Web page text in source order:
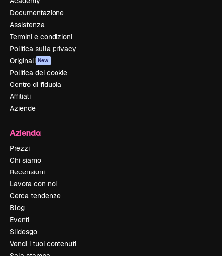
Documentazione
Assistenza
Termini e condizioni
Politica sulla privacy
Originali New
Politica dei cookie
Centro di fiducia
Affiliati
Aziende
Azienda
Prezzi
Chi siamo
Recensioni
Lavora con noi
Cerca tendenze
Blog
Eventi
Slidesgo
Vendi i tuoi contenuti